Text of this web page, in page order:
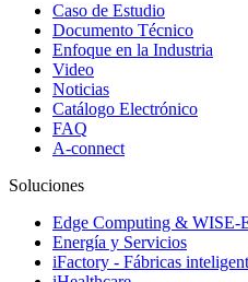
Caso de Estudio
Documento Técnico
Enfoque en la Industria
Video
Noticias
Catálogo Electrónico
FAQ
A-connect
Soluciones
Edge Computing & WISE-
Energía y Servicios
iFactory - Fábricas